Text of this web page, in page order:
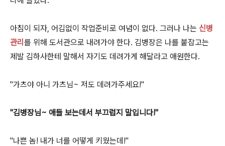
아침이 되자, 어김없이 작업준비로 여념이 없다. 그러나 나는 신병
관리 를 위해 도서관으로 내려가야 한다. 김병장은 나를 붙잡고는
제발 김하사한테 말해서 자기도 데려가게 해달라고 애원한다.
"가츠야 아니 가츠님~ 저도 데려가주세요!"
"김병장님~ 애들 보는데서 부끄럽지 말입니다!"
"나쁜 놈! 내가 너를 어떻게 키웠는데!"